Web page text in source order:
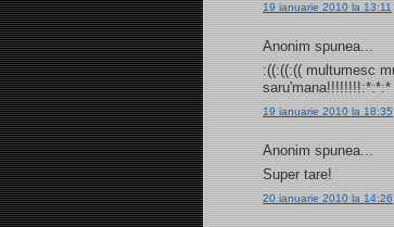
19 ianuarie 2010 la 13:11
Anonim spunea...
:((:((:(( multumesc
saru'mana!!!!!!!!:*:*:*
19 ianuarie 2010 la 18:35
Anonim spunea...
Super tare!
20 ianuarie 2010 la 14:26